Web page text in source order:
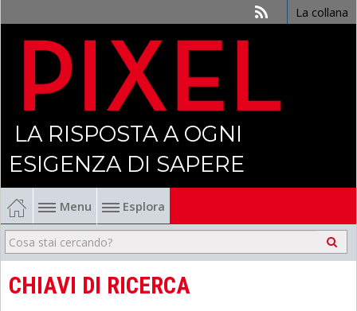
La collana
LA RISPOSTA A OGNI
ESIGENZA DI SAPERE
Menu Esplora
Economia
Management
CHIAVI DI RICERCA